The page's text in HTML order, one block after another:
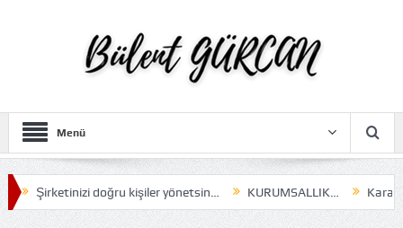
Menü
doğru kişiler yönetsin… KURUMSALLIK… Karar almak…